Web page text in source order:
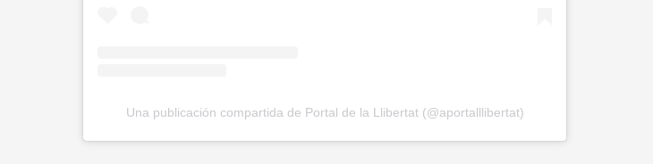
Una publicación compartida de Portal de la Llibertat (@aportalllibertat)